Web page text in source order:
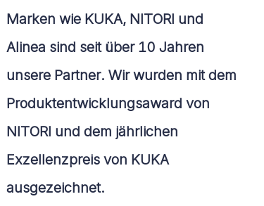
Marken wie KUKA, NITORI und
Alinea sind seit über 10 Jahren
unsere Partner. Wir wurden mit dem
Produktentwicklungsaward von
NITORI und dem jährlichen
Exzellenzpreis von KUKA
ausgezeichnet.